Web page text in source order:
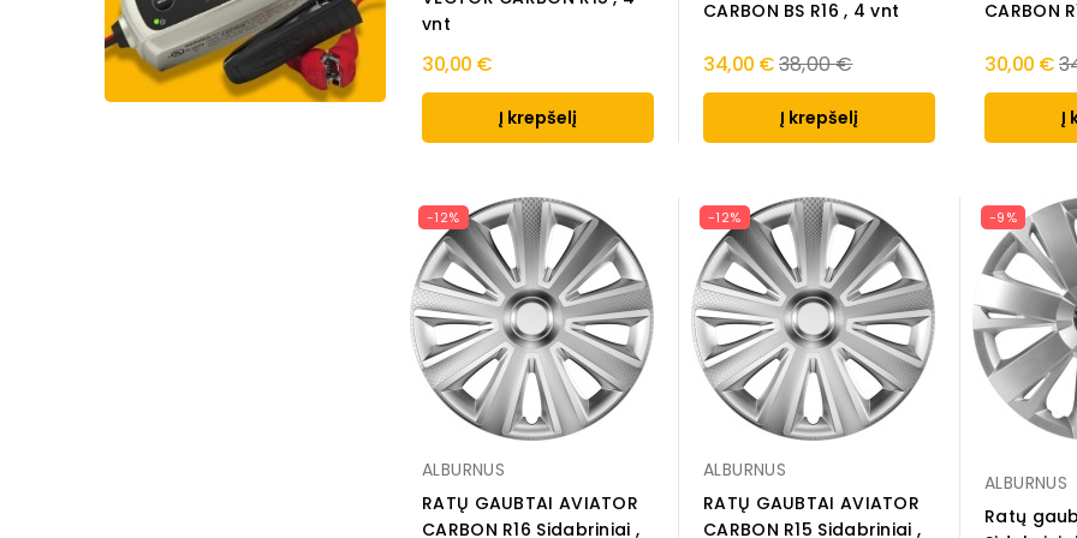
vnt
30,00 €
Į krepšelį
CARBON BS R16 , 4 vnt
34,00 €Regular
price
38,00 €
Į krepšelį
CARBON
30,00 €
Į
-12%
ALBURNUS
RATŲ GAUBTAI AVIATOR
CARBON R16 Sidabriniai ,
-12%
ALBURNUS
RATŲ GAUBTAI AVIATOR
CARBON R15 Sidabriniai ,
-9%
ALBURNUS
Ratų